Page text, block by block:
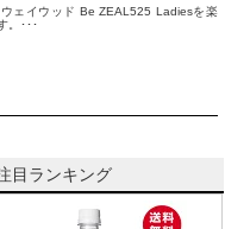
ェイウッド Be ZEAL525 Ladiesを楽
。･･･
目ランキング